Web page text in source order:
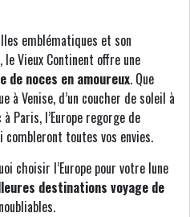
emblématiques et son
Vieux Continent offre une
de noces en amoureux. Que
à Venise, d’un coucher de soleil à
Paris, l’Europe regorge de
combleront toutes vos envies.
choisir l’Europe pour votre lune
destinations voyage de